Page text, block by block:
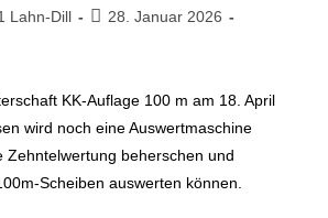
Lahn-Dill
28. Januar 2026
KK-Auflage 100 m am 18. April
wird noch eine Auswertmaschine
Zehntelwertung beherschen und
Scheiben auswerten können.